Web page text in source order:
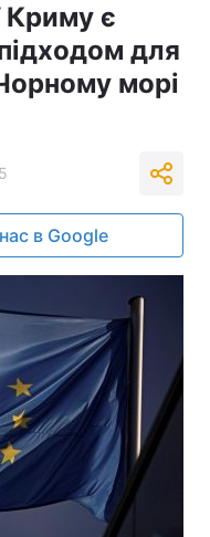
Криму є
для
морі
в Google